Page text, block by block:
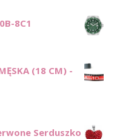
8C1
(18 CM) -
Serduszko